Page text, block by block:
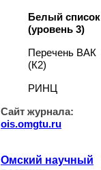
Белый список
(уровень 3)
Перечень ВАК
(К2)
РИНЦ
Сайт журнала:
ois.omgtu.ru
Омский научный